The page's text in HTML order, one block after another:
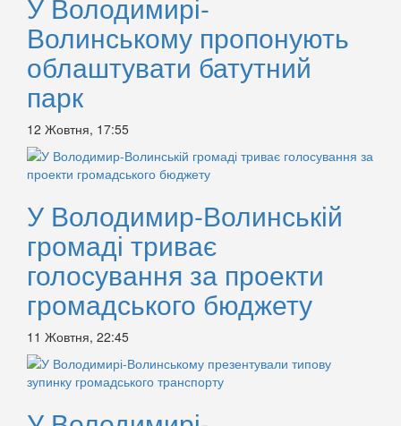
У Володимирі-
Волинському пропонують
облаштувати батутний
парк
12 Жовтня, 17:55
У Володимир-Волинській
громаді триває
голосування за проекти
громадського бюджету
11 Жовтня, 22:45